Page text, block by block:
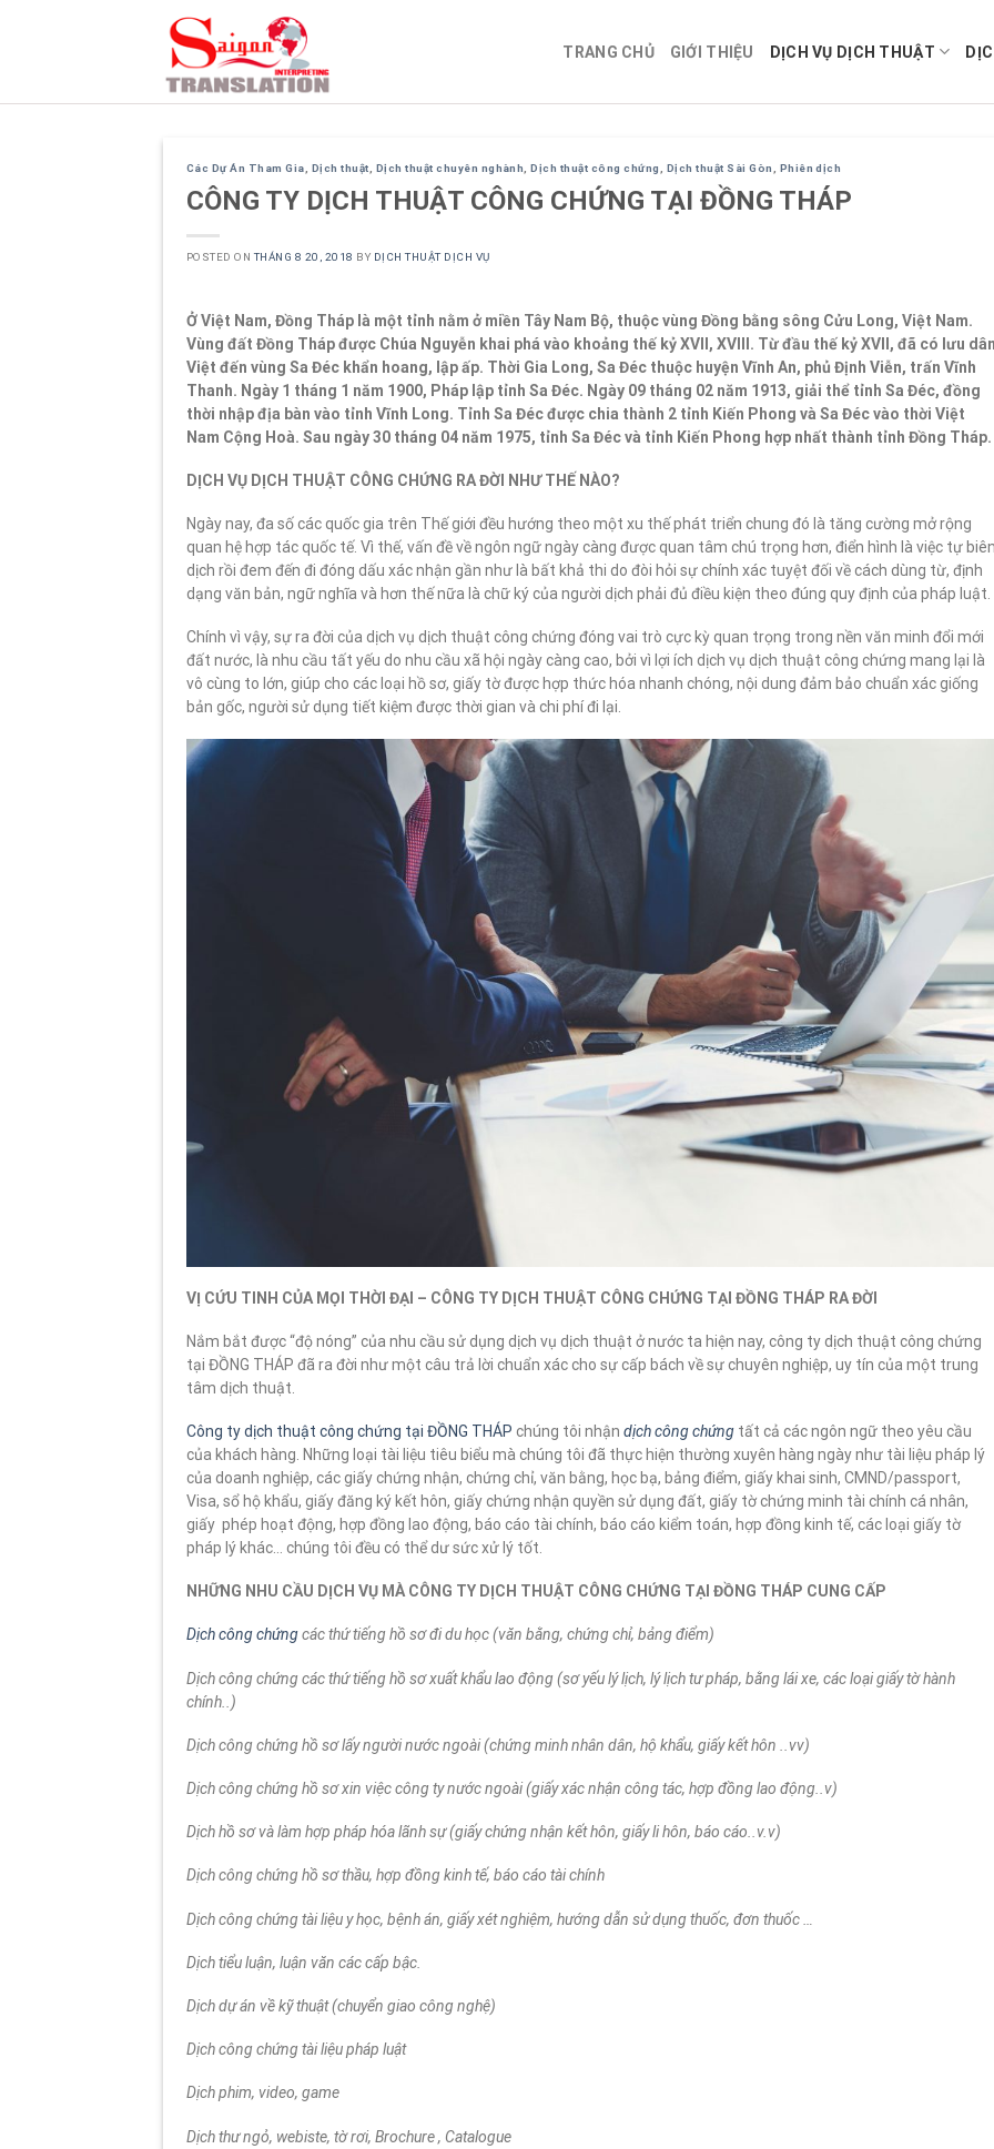
TRANG CHỦ GIỚI THIỆU DỊCH VỤ DỊCH THUẬT
Các Dự Án Tham Gia Dịch thuật Dịch thuật chuyên nghành ,Dịch thuật công chứng Dịch thuật Sài Gòn Phiên dịch
CÔNG TY DỊCH THUẬT CÔNG CHỨNG TẠI ĐỒNG THÁP
POSTED ONTHÁNG 8 20, 2018 BY DỊCH THUẬT DỊCH VỤ
Ở Việt Nam, Đồng Tháp là một tỉnh nằm ở miền Tây Nam Bộ, thuộc vùng Đồng bằng sông Cửu Long, Việt Nam.
Vùng đất Đồng Tháp được Chúa Nguyễn khai phá vào khoảng thế kỷ XVII, XVIII. Từ đầu thế kỷ XVII, đã có lưu
Việt đến vùng Sa Đéc khẩn hoang, lập ấp. Thời Gia Long, Sa Đéc thuộc huyện Vĩnh An, phủ Định Viễn, trấn Vĩnh
Thanh. Ngày 1 tháng 1 năm 1900, Pháp lập tỉnh Sa Đéc. Ngày 09 tháng 02 năm 1913, giải thể tỉnh Sa Đéc, đồng
thời nhập địa bàn vào tỉnh Vĩnh Long. Tỉnh Sa Đéc được chia thành 2 tỉnh Kiến Phong và Sa Đéc vào thời Việt
Nam Cộng Hoà. Sau ngày 30 tháng 04 năm 1975, tỉnh Sa Đéc và tỉnh Kiến Phong hợp nhất thành tỉnh Đồng Tháp.
DỊCH VỤ DỊCH THUẬT CÔNG CHỨNG RA ĐỜI NHƯ THẾ NÀO?
Ngày nay, đa số các quốc gia trên Thế giới đều hướng theo một xu thế phát triển chung đó là tăng cường mở rộng
quan hệ hợp tác quốc tế. Vì thế, vấn đề về ngôn ngữ ngày càng được quan tâm chú trọng hơn, điển hình là việc tự
dịch rồi đem đến đi đóng dấu xác nhận gần như là bất khả thi do đòi hỏi sự chính xác tuyệt đối về cách dùng từ, định
dạng văn bản, ngữ nghĩa và hơn thế nữa là chữ ký của người dịch phải đủ điều kiện theo đúng quy định của pháp luật.
Chính vì vậy, sự ra đời của dịch vụ dịch thuật công chứng đóng vai trò cực kỳ quan trọng trong nền văn minh đổi mới
đất nước, là nhu cầu tất yếu do nhu cầu xã hội ngày càng cao, bởi vì lợi ích dịch vụ dịch thuật công chứng mang lại là
vô cùng to lớn, giúp cho các loại hồ sơ, giấy tờ được hợp thức hóa nhanh chóng, nội dung đảm bảo chuẩn xác giống
bản gốc, người sử dụng tiết kiệm được thời gian và chi phí đi lại.
VỊ CỨU TINH CỦA MỌI THỜI ĐẠI – CÔNG TY DỊCH THUẬT CÔNG CHỨNG TẠI ĐỒNG THÁP RA ĐỜI
Nắm bắt được “độ nóng” của nhu cầu sử dụng dịch vụ dịch thuật ở nước ta hiện nay, công ty dịch thuật công chứng
tại ĐỒNG THÁP đã ra đời như một câu trả lời chuẩn xác cho sự cấp bách về sự chuyên nghiệp, uy tín của một trung
tâm dịch thuật.
Công ty dịch thuật công chứng tại ĐỒNG THÁP chúng tôi nhận dịch công chứng tất cả các ngôn ngữ theo yêu cầu
của khách hàng. Những loại tài liệu tiêu biểu mà chúng tôi đã thực hiện thường xuyên hàng ngày như tài liệu pháp lý
của doanh nghiệp, các giấy chứng nhận, chứng chỉ, văn bằng, học bạ, bảng điểm, giấy khai sinh, CMND/passport,
Visa, sổ hộ khẩu, giấy đăng ký kết hôn, giấy chứng nhận quyền sử dụng đất, giấy tờ chứng minh tài chính cá nhân,
giấy phép hoạt động, hợp đồng lao động, báo cáo tài chính, báo cáo kiểm toán, hợp đồng kinh tế, các loại giấy tờ
pháp lý khác… chúng tôi đều có thể dư sức xử lý tốt.
NHỮNG NHU CẦU DỊCH VỤ MÀ CÔNG TY DỊCH THUẬT CÔNG CHỨNG TẠI ĐỒNG THÁP CUNG CẤP
Dịch công chứngcác thứ tiếng hồ sơ đi du học (văn bằng, chứng chỉ, bảng điểm)
Dịch công chứng các thứ tiếng hồ sơ xuất khẩu lao động (sơ yếu lý lịch, lý lịch tư pháp, bằng lái xe, các loại giấy tờ hành
chính..)
Dịch công chứng hồ sơ lấy người nước ngoài (chứng minh nhân dân, hộ khẩu, giấy kết hôn ..vv)
Dịch công chứng hồ sơ xin việc công ty nước ngoài (giấy xác nhận công tác, hợp đồng lao động..v)
Dịch hồ sơ và làm hợp pháp hóa lãnh sự (giấy chứng nhận kết hôn, giấy li hôn, báo cáo..v.v)
Dịch công chứng hồ sơ thầu, hợp đồng kinh tế, báo cáo tài chính
Dịch công chứng tài liệu y học, bệnh án, giấy xét nghiệm, hướng dẫn sử dụng thuốc, đơn thuốc …
Dịch tiểu luận, luận văn các cấp bậc.
Dịch dự án về kỹ thuật (chuyển giao công nghệ)
Dịch công chứng tài liệu pháp luật
Dịch phim, video, game
Dịch thư ngỏ, webiste, tờ rơi, Brochure , Catalogue